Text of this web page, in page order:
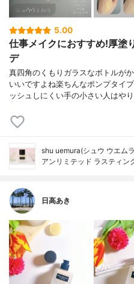
5.00
仕事メイクにおすすめ!厚塗
デ
真四角のくもりガラスなボトルが
いいですよね楽ちんなポンプタイ
ッシュしにくい手の小さい人はや
shu uemura(シュウ ウエム
アンリミテッド ラスティン
日高あき